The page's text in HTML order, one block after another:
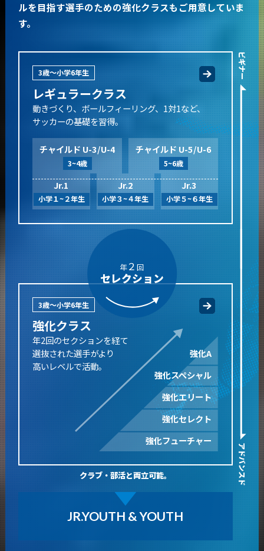
ルを目指す選手のための強化クラスもご用意していま
す。
ビギナー
アドバンスド
3歳～小学6年生
レギュラークラス
動きづくり、ボールフィーリング、1対1など、
サッカーの基礎を習得。
チャイルド U-3/U-4
3~4歳
チャイルド U-5/U-6
5~6歳
Jr.1
小学１~２年生
Jr.2
小学３~４年生
Jr.3
小学５~６年生
年２回
セレクション
3歳～小学6年生
強化クラス
年2回のセクションを経て
選抜された選手がより
高いレベルで活動。
強化A
強化スペシャル
強化エリート
強化セレクト
強化フューチャー
クラブ・部活と両立可能。
JR.YOUTH & YOUTH